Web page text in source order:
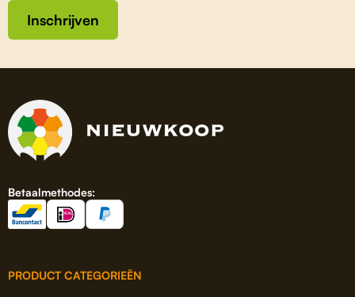
Inschrijven
Betaalmethodes:
PRODUCT CATEGORIEËN